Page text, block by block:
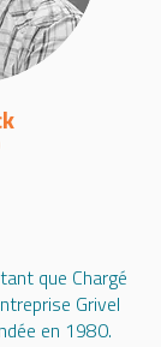
que Chargé
Grivel
en 1980.